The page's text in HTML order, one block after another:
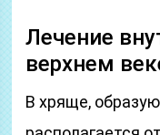
Лечение
верхнем
В хряще,